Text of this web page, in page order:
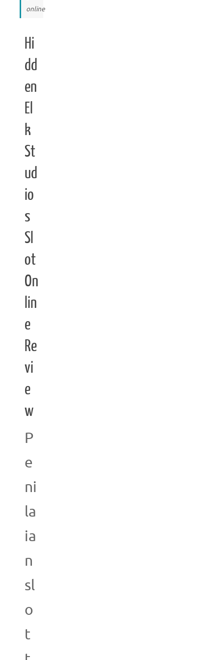
online
Hi
dd
en
El
k
St
ud
io
s
Sl
ot
On
lin
e
Re
vi
e
w
P
e
ni
la
ia
n
sl
o
t